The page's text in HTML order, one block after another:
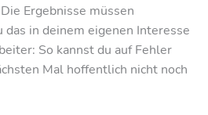
Ergebnisse müssen
in deinem eigenen Interesse
So kannst du auf Fehler
Mal hoffentlich nicht noch